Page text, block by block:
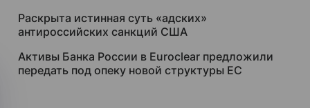
Раскрыта истинная суть «адских»
антироссийских санкций США
Активы Банка России в Euroclear предложили
передать под опеку новой структуры ЕС